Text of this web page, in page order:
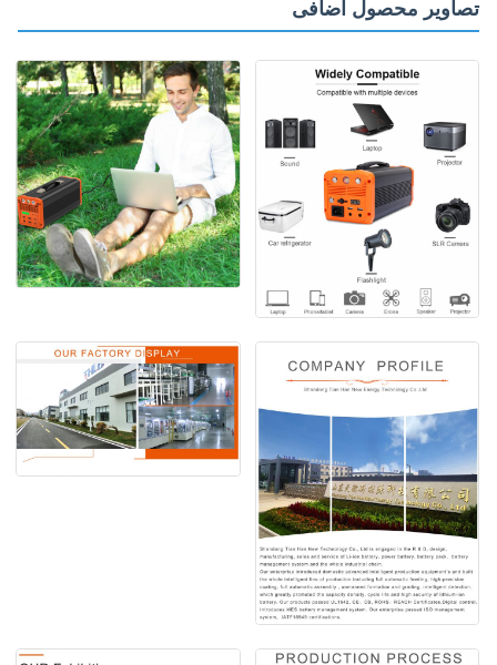
تصاویر محصول اضافی